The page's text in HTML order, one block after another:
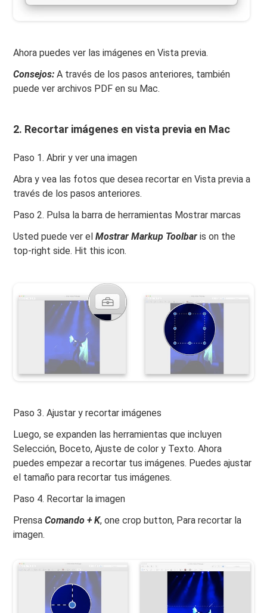
Ahora puedes ver las imágenes en Vista previa.
Consejos: A través de los pasos anteriores, también
puede ver archivos PDF en su Mac.
2. Recortar imágenes en vista previa en Mac
Paso 1. Abrir y ver una imagen
Abra y vea las fotos que desea recortar en Vista previa a
través de los pasos anteriores.
Paso 2. Pulsa la barra de herramientas Mostrar marcas
Usted puede ver elMostrar Markup Toolbar is on the
top-right side. Hit this icon.
Paso 3. Ajustar y recortar imágenes
Luego, se expanden las herramientas que incluyen
Selección, Boceto, Ajuste de color y Texto. Ahora
puedes empezar a recortar tus imágenes. Puedes ajustar
el tamaño para recortar tus imágenes.
Paso 4. Recortar la imagen
PrensaComando + K, one crop button, Para recortar la
imagen.